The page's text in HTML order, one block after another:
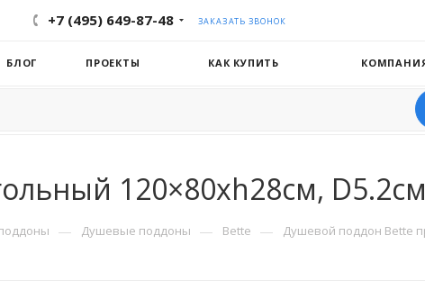
+7 (495) 649-87-48 ЗАКАЗАТЬ ЗВОНОК
БЛОГ ПРОЕКТЫ КАК КУПИТЬ
120×80хh28см,
— Душевые поддоны — Bette — Душевой поддон Bette